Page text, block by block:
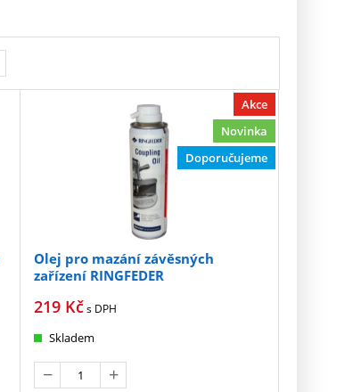
Akce
Novinka
Doporučujeme
Olej pro mazání závěsných
zařízení RINGFEDER
219 Kčs DPH
Skladem